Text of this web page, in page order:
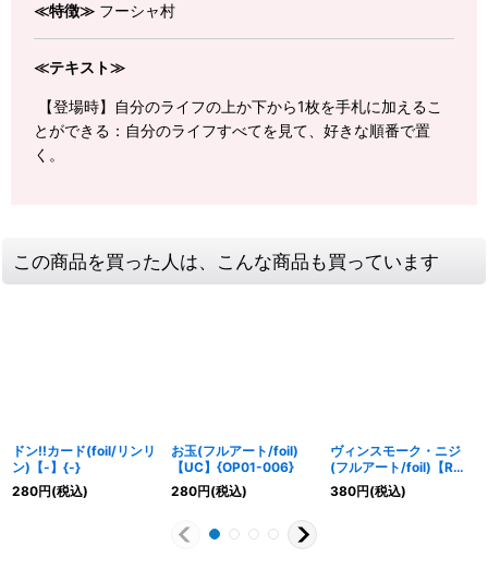
≪特徴≫ フーシャ村
≪テキスト≫
【登場時】自分のライフの上か下から1枚を手札に加えるこ
とができる：自分のライフすべてを見て、好きな順番で置
く。
この商品を買った人は、こんな商品も買っています
ドン!!カード(foil/リンリ
ン)【-】{-}
280円(税込)
お玉(フルアート/foil)
【UC】{OP01-006}
280円(税込)
ヴィンスモーク・ニジ
(フルアート/foil)【R】
{OP06-065}
380円(税込)